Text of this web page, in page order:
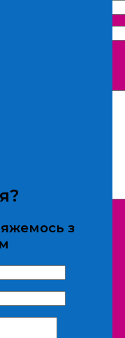
особам
з